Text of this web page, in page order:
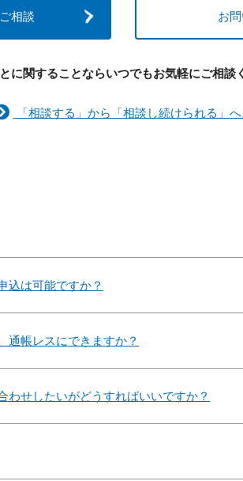
相談 お
に関することならいつでもお気軽にご相談
「相談する」から「相談し続けられる」へ
込は可能ですか？
通帳レスにできますか？
わせしたいがどうすればいいですか？